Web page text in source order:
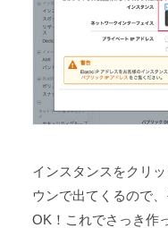
インスタンスをクリ
ウンで出てくるので
OK！これでさっき作